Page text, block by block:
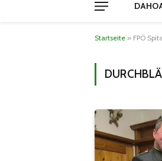
Startseite » FPÖ